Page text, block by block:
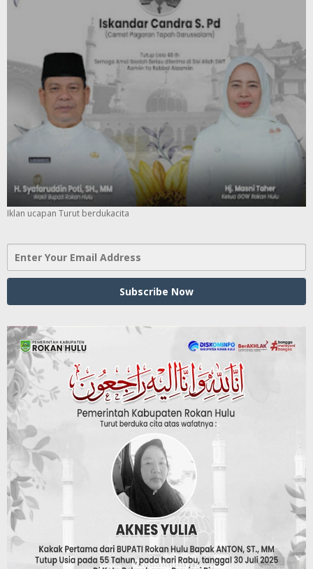
Iklan ucapan Turut berdukacita